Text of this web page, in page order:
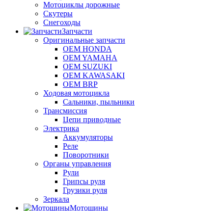
Мотоциклы дорожные
Скутеры
Снегоходы
Запчасти
Оригинальные запчасти
OEM HONDA
OEM YAMAHA
OEM SUZUKI
OEM KAWASAKI
OEM BRP
Ходовая мотоцикла
Сальники, пыльники
Трансмиссия
Цепи приводные
Электрика
Аккумуляторы
Реле
Поворотники
Органы управления
Рули
Грипсы руля
Грузики руля
Зеркала
Мотошины